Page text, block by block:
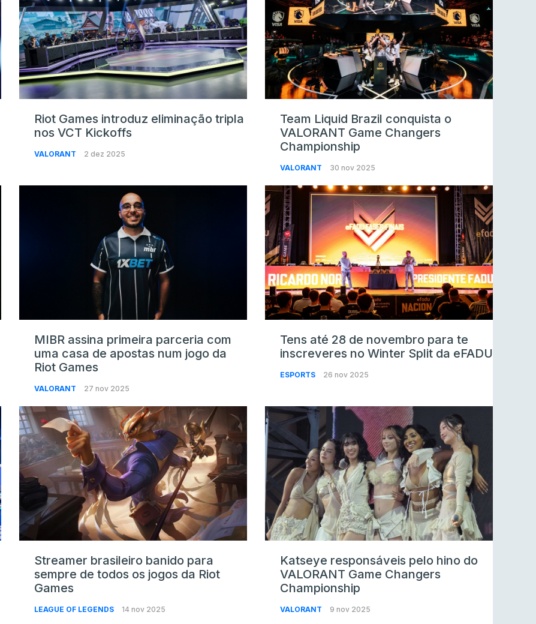
Riot Games introduz eliminação tripla
nos VCT Kickoffs
VALORANT 2 dez 2025
Team Liquid Brazil conquista o
VALORANT Game Changers
Championship
VALORANT 30 nov 2025
MIBR assina primeira parceria com
uma casa de apostas num jogo da
Riot Games
VALORANT 27 nov 2025
Tens até 28 de novembro para te
inscreveres no Winter Split da eFADU
ESPORTS 26 nov 2025
Streamer brasileiro banido para
sempre de todos os jogos da Riot
Games
LEAGUE OF LEGENDS 14 nov 2025
Katseye responsáveis pelo hino do
VALORANT Game Changers
Championship
VALORANT 9 nov 2025